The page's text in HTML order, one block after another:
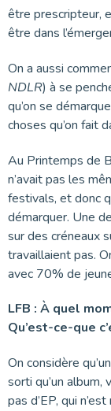
être prescripteur,
être dans
On a aussi
NDLR) à se
qu’on se
choses qu’on fait
Au Printemps de
n’avait pas les
festivals, et donc
démarquer. Une
sur des créneaux
travaillaient pas.
avec 70% de
LFB : À quel
Qu’est-ce-que
On considère
sorti qu’un album,
pas d’EP, qui